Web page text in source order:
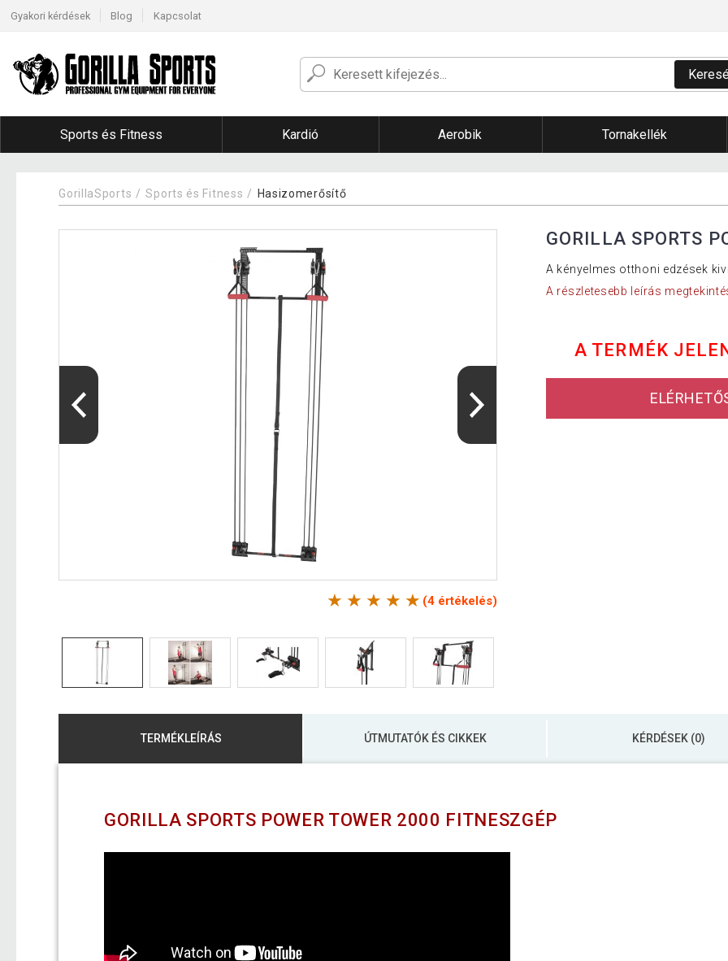
Gyakori kérdések Blog Kapcsolat
Sports és Fitness Kardió Aerobik Tornakellék
GorillaSports Sports és Fitness Hasizomerősítő
(4 értékelés)
GORILLA SPORTS
A kényelmes otthoni edzések
A részletesebb leírás
A TERMÉK
TERMÉKLEÍRÁS ÚTMUTATÓK ÉS CIKKEK KÉRDÉSEK (0)
GORILLA SPORTS POWER TOWER 2000 FITNESZGÉP